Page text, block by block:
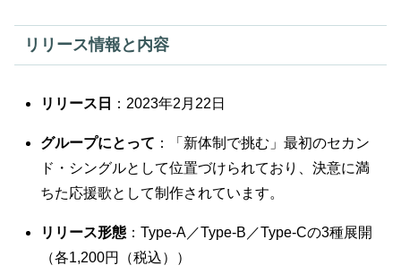
リリース情報と内容
リリース日 ：2023年2月22日
グループにとって ：「新体制で挑む」最初のセカン
ド・シングルとして位置づけられており、決意に満
ちた応援歌として制作されています。
リリース形態 ：Type-A／Type-B／Type-Cの3種展開
（各1,200円（税込））